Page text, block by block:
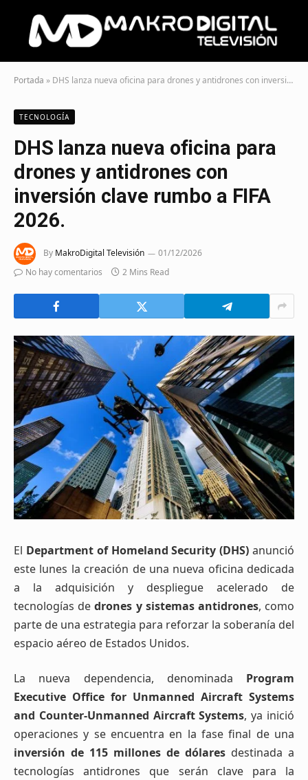
Portada » DHS lanza nueva oficina para drones y antidrones con inversión clave rumbo a FIFA 2026.
TECNOLOGÍA
DHS lanza nueva oficina para
drones y antidrones con
inversión clave rumbo a FIFA
2026.
By MakroDigital Televisión
01/12/2026
No hay comentarios
2 Mins Read
El Department of Homeland Security (DHS) anunció
este lunes la creación de una nueva oficina dedicada
a la adquisición y despliegue acelerado de
tecnologías dedrones y sistemas antidrones, como
parte de una estrategia para reforzar la soberanía del
espacio aéreo de Estados Unidos.
La nueva dependencia, denominada Program
Executive Office for Unmanned Aircraft Systems
and Counter-Unmanned Aircraft Systems, ya inició
operaciones y se encuentra en la fase final de una
inversión de 115 millones de dólares destinada a
tecnologías antidrones que serán clave para la